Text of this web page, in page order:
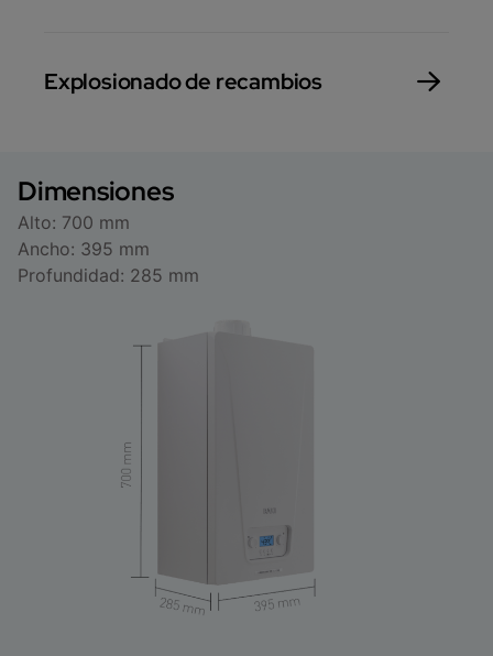
Explosionado de recambios
Dimensiones
Alto: 700 mm
Ancho: 395 mm
Profundidad: 285 mm